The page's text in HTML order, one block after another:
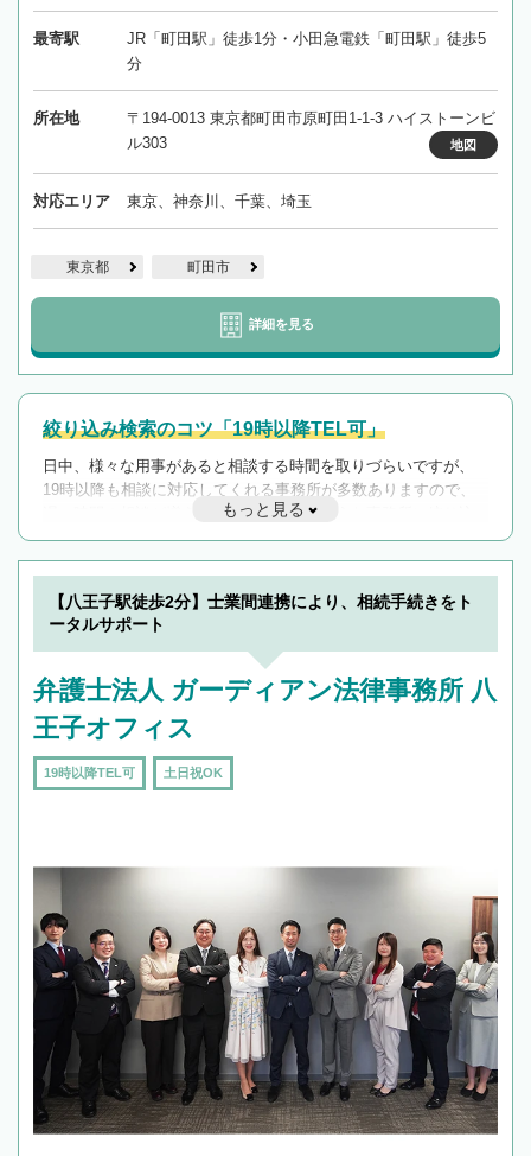
最寄駅
JR「町田駅」徒歩1分・小田急電鉄「町田駅」徒歩5
分
所在地
〒194-0013 東京都町田市原町田1-1-3 ハイストーンビ
ル303
地図
対応エリア 東京、神奈川、千葉、埼玉
東京都 町田市
詳細を見る
絞り込み検索のコツ「19時以降TEL可」
日中、様々な用事があると相談する時間を取りづらいですが、
19時以降も相談に対応してくれる事務所が多数ありますので、
遅い時間の相談が増えそうな場合はそのような事務所に絞り込
んで検索してみましょう。
19時以降TEL可の条件
を加えて再検索
もっと見る
【八王子駅徒歩2分】士業間連携により、相続手続きをト
ータルサポート
弁護士法人 ガーディアン法律事務所 八
王子オフィス
19時以降TEL可 土日祝OK